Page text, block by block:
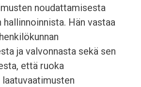
noudattamisesta
hallinnoinnista. Hän vastaa
ja valvonnasta sekä sen
että ruoka